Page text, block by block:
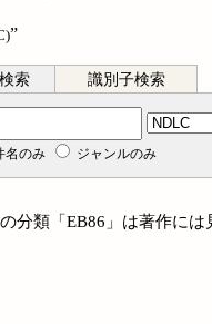
”
索 識別子検索
名のみ ジャンルのみ
分類「EB86」は著作に